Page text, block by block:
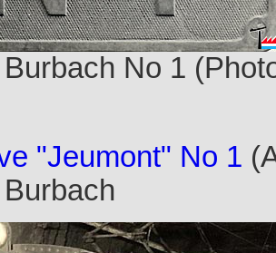
No 1
"Jeumont" No 1